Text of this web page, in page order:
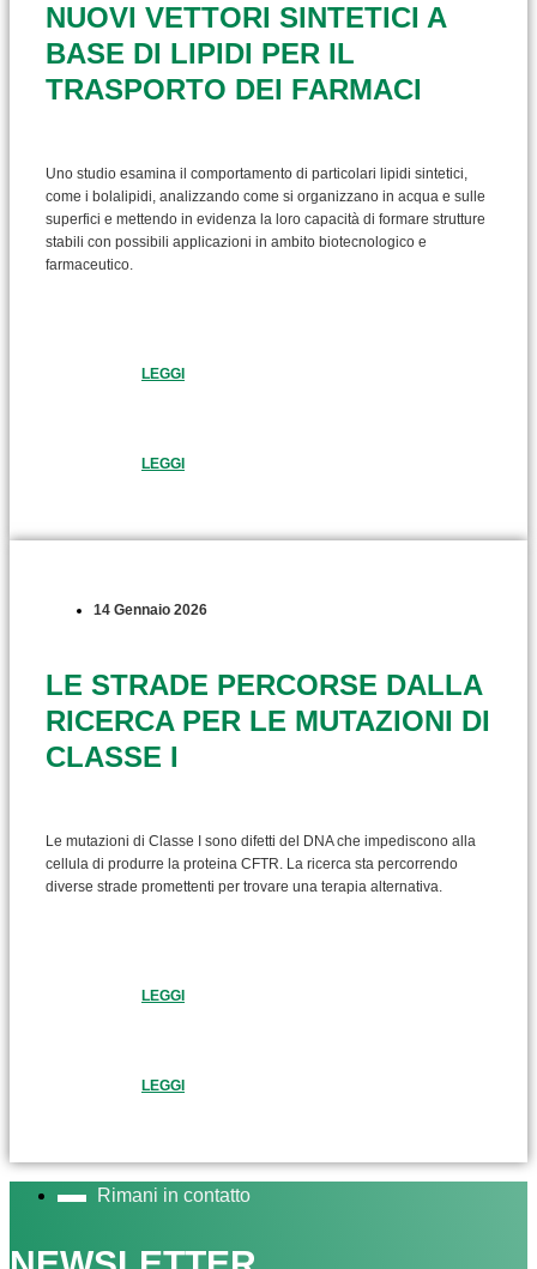
NUOVI VETTORI SINTETICI A
BASE DI LIPIDI PER IL
TRASPORTO DEI FARMACI
Uno studio esamina il comportamento di particolari lipidi sintetici,
come i bolalipidi, analizzando come si organizzano in acqua e sulle
superfici e mettendo in evidenza la loro capacità di formare strutture
stabili con possibili applicazioni in ambito biotecnologico e
farmaceutico.
LEGGI
LEGGI
14 Gennaio 2026
LE STRADE PERCORSE DALLA
RICERCA PER LE MUTAZIONI DI
CLASSE I
Le mutazioni di Classe I sono difetti del DNA che impediscono alla
cellula di produrre la proteina CFTR. La ricerca sta percorrendo
diverse strade promettenti per trovare una terapia alternativa.
LEGGI
LEGGI
Rimani in contatto